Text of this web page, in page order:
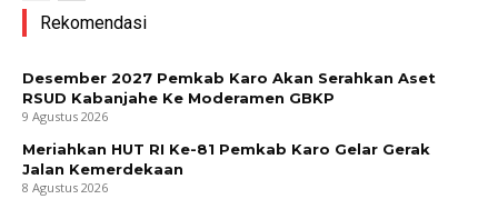
Rekomendasi
Desember 2027 Pemkab Karo Akan Serahkan Aset
RSUD Kabanjahe Ke Moderamen GBKP
9 Agustus 2026
Meriahkan HUT RI Ke-81 Pemkab Karo Gelar Gerak
Jalan Kemerdekaan
8 Agustus 2026